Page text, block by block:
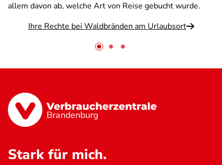
allem davon ab, welche Art von Reise gebucht wurde.
Ihre Rechte bei Waldbränden am Urlaubsort
Brandenburg
Stark für mich.